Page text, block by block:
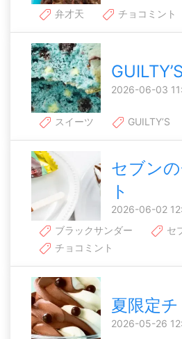
弁才天 チョコミント
2026-06-03
スイーツ GUILTY’S
セブン
ト
2026-06-02
ブラックサンダー
セ
チョコミント
夏限定
2026-05-26